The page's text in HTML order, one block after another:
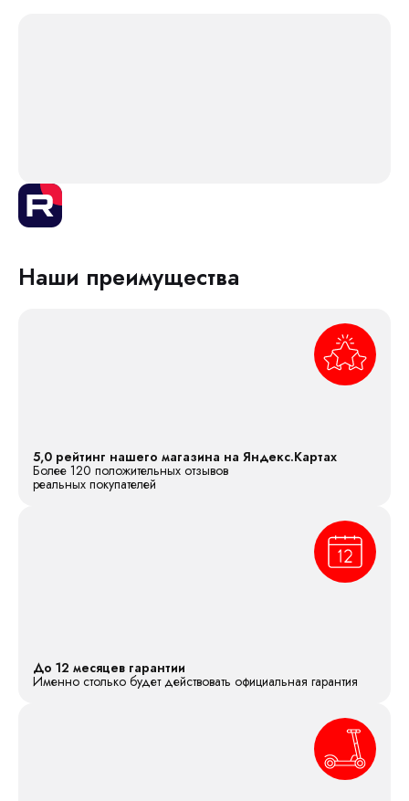
Наши преимущества
5,0 рейтинг нашего магазина на Яндекс.Картах
Более 120 положительных отзывов
реальных покупателей
До 12 месяцев гарантии
Именно столько будет действовать официальная гарантия